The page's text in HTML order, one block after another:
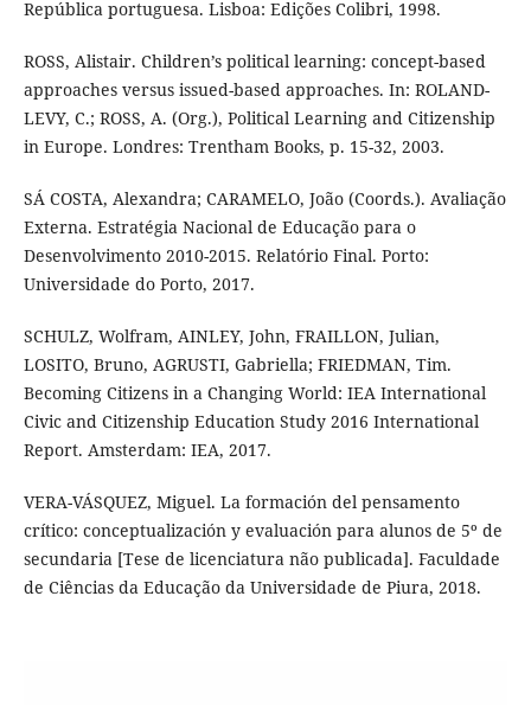
República portuguesa. Lisboa: Edições Colibri, 1998.
ROSS, Alistair. Children’s political learning: concept-based
approaches versus issued-based approaches. In: ROLAND-
LEVY, C.; ROSS, A. (Org.), Political Learning and Citizenship
in Europe. Londres: Trentham Books, p. 15-32, 2003.
SÁ COSTA, Alexandra; CARAMELO, João (Coords.). Avaliação
Externa. Estratégia Nacional de Educação para o
Desenvolvimento 2010-2015. Relatório Final. Porto:
Universidade do Porto, 2017.
SCHULZ, Wolfram, AINLEY, John, FRAILLON, Julian,
LOSITO, Bruno, AGRUSTI, Gabriella; FRIEDMAN, Tim.
Becoming Citizens in a Changing World: IEA International
Civic and Citizenship Education Study 2016 International
Report. Amsterdam: IEA, 2017.
VERA-VÁSQUEZ, Miguel. La formación del pensamento
crítico: conceptualización y evaluación para alunos de 5º de
secundaria [Tese de licenciatura não publicada]. Faculdade
de Ciências da Educação da Universidade de Piura, 2018.